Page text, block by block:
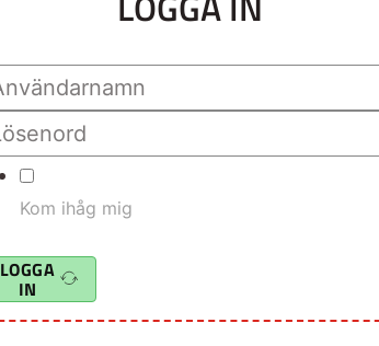
Kom ihåg mig
LOGGA
IN